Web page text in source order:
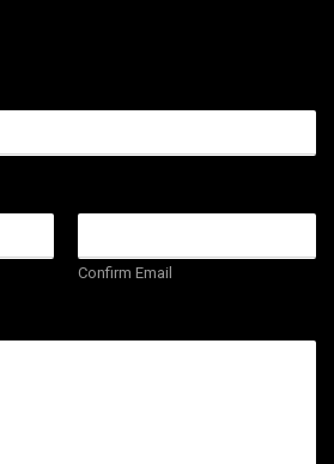
Confirm Email